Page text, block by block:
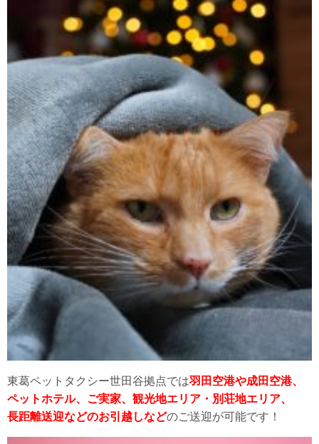
東葛ペットタクシー世田谷拠点では羽田空港や成田空港、
ペットホテル、ご実家、観光地エリア・別荘地エリア、
長距離送迎などのお引越しなどのご送迎が可能です！